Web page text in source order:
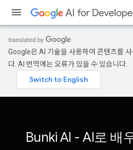
Google은 AI 기술을 사용하여 콘텐츠를
다. AI 번역에는 오류가 있을 수 있습니다.
Bunki AI - AI로 배